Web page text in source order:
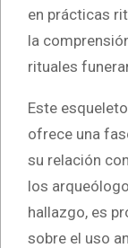
en prácticas
la
rituales
Este
ofrece una
su relación
los
hallazgo, es
sobre el uso